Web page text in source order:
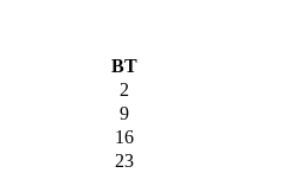
ВТ
2
9
16
23